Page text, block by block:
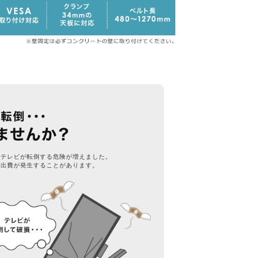
レビが転倒する危険が増えました。
費が発生することがあります。